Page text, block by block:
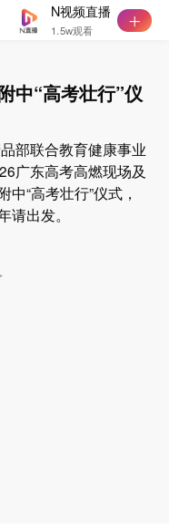
N视频直播
1.5w观看
中“高考壮行”仪
部联合教育健康事业
广东高考高燃现场及
“高考壮行”仪式，
出发。